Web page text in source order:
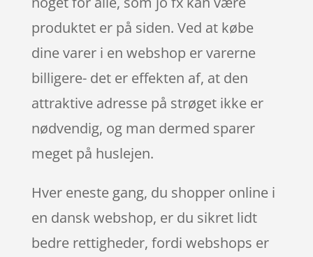
produktet er på siden. Ved at købe
dine varer i en webshop er varerne
billigere- det er effekten af, at den
attraktive adresse på strøget ikke er
nødvendig, og man dermed sparer
meget på huslejen.
Hver eneste gang, du shopper online i
en dansk webshop, er du sikret lidt
bedre rettigheder, fordi webshops er